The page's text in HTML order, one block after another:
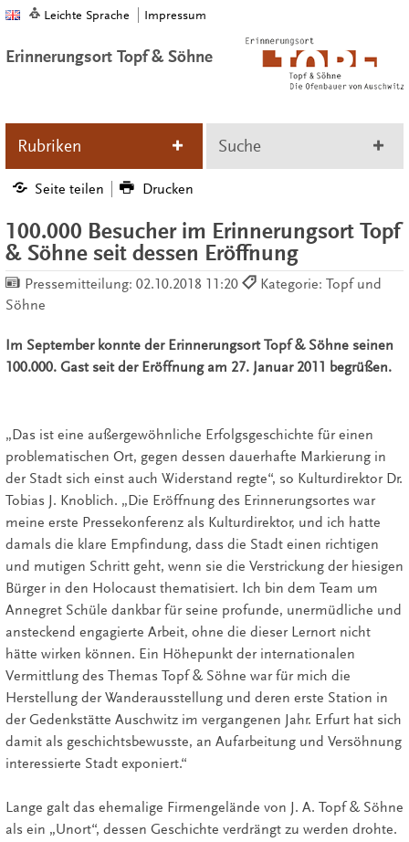
Leichte Sprache Impressum
Erinnerungsort Topf & Söhne
Rubriken Suche
Seite teilen Drucken
100.000 Besucher im Erinnerungsort Topf
& Söhne seit dessen Eröffnung
Pressemitteilung: 02.10.2018 11:20
Kategorie: Topf und
Söhne
Im September konnte der Erinnerungsort Topf & Söhne seinen
100.000. Gast seit der Eröffnung am 27. Januar 2011 begrüßen.
„Das ist eine außergewöhnliche Erfolgsgeschichte für einen
problematischen Ort, gegen dessen dauerhafte Markierung in
der Stadt sich einst auch Widerstand regte“, so Kulturdirektor Dr.
Tobias J. Knoblich. „Die Eröffnung des Erinnerungsortes war
meine erste Pressekonferenz als Kulturdirektor, und ich hatte
damals die klare Empfindung, dass die Stadt einen richtigen
und mutigen Schritt geht, wenn sie die Verstrickung der hiesigen
Bürger in den Holocaust thematisiert. Ich bin dem Team um
Annegret Schüle dankbar für seine profunde, unermüdliche und
ansteckend engagierte Arbeit, ohne die dieser Lernort nicht
hätte wirken können. Ein Höhepunkt der internationalen
Vermittlung des Themas Topf & Söhne war für mich die
Herstellung der Wanderausstellung und deren erste Station in
der Gedenkstätte Auschwitz im vergangenen Jahr. Erfurt hat sich
damit als geschichtsbewusste, an Aufarbeitung und Versöhnung
interessierte Stadt exponiert.“
Lange galt das ehemalige Firmengelände von J. A. Topf & Söhne
als ein „Unort“, dessen Geschichte verdrängt zu werden drohte.